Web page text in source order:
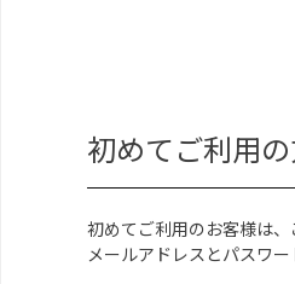
初めてご利用
初めてご利用のお客様は、
メールアドレスとパスワ